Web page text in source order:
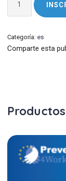
Mejores
prácticas
dolor
Categoría: es
Comparte esta